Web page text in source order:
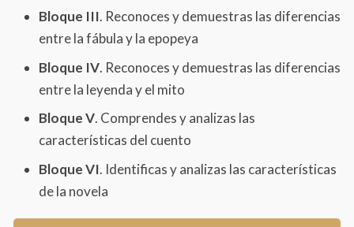
Bloque III. Reconoces y demuestras las diferencias
entre la fábula y la epopeya
Bloque IV. Reconoces y demuestras las diferencias
entre la leyenda y el mito
Bloque V. Comprendes y analizas las
características del cuento
Bloque VI. Identificas y analizas las características
de la novela